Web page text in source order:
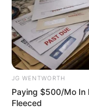
JG WENTWORTH
Paying $500/Mo In
Fleeced